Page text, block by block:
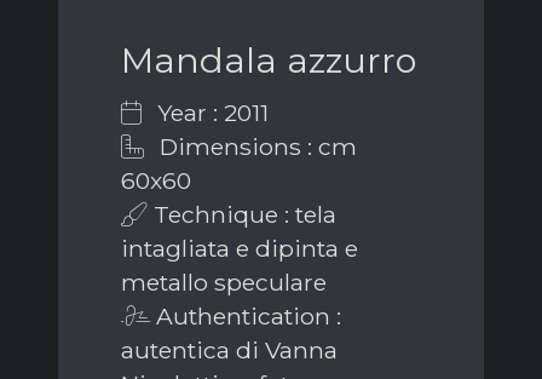
Mandala azzurro
Year : 2011
Dimensions : cm
60x60
Technique : tela
intagliata e dipinta e
metallo speculare
Authentication :
autentica di Vanna